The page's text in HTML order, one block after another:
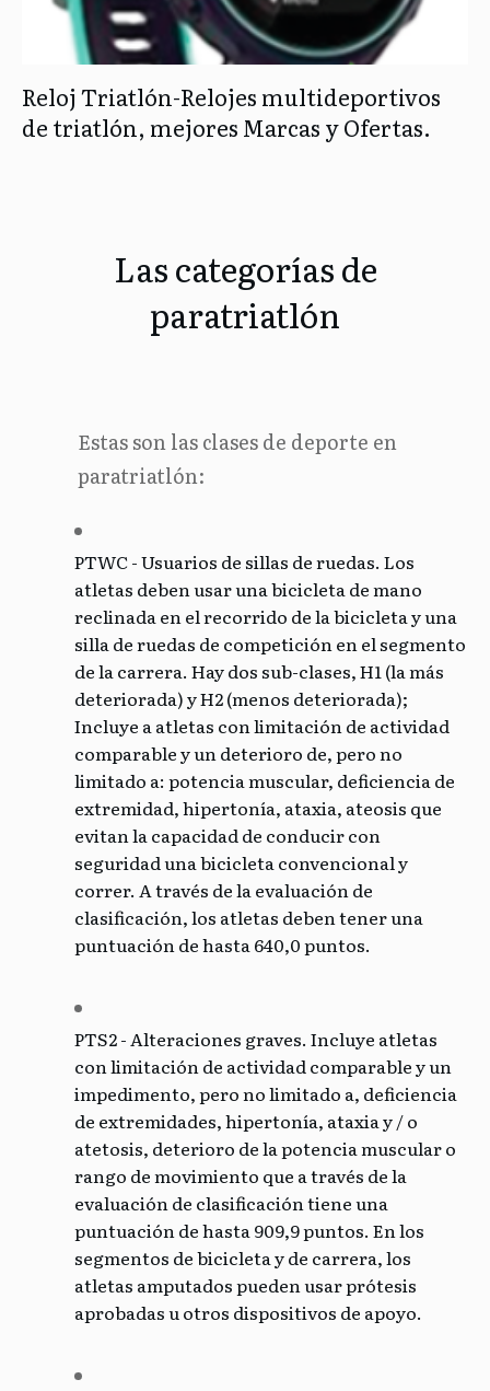
Reloj Triatlón-Relojes multideportivos
de triatlón, mejores Marcas y Ofertas.
Las categorías de
paratriatlón
Estas son las clases de deporte en
paratriatlón:
PTWC - Usuarios de sillas de ruedas. Los
atletas deben usar una bicicleta de mano
reclinada en el recorrido de la bicicleta y una
silla de ruedas de competición en el segmento
de la carrera. Hay dos sub-clases, H1 (la más
deteriorada) y H2 (menos deteriorada);
Incluye a atletas con limitación de actividad
comparable y un deterioro de, pero no
limitado a: potencia muscular, deficiencia de
extremidad, hipertonía, ataxia, ateosis que
evitan la capacidad de conducir con
seguridad una bicicleta convencional y
correr. A través de la evaluación de
clasificación, los atletas deben tener una
puntuación de hasta 640,0 puntos.
PTS2 - Alteraciones graves. Incluye atletas
con limitación de actividad comparable y un
impedimento, pero no limitado a, deficiencia
de extremidades, hipertonía, ataxia y / o
atetosis, deterioro de la potencia muscular o
rango de movimiento que a través de la
evaluación de clasificación tiene una
puntuación de hasta 909,9 puntos. En los
segmentos de bicicleta y de carrera, los
atletas amputados pueden usar prótesis
aprobadas u otros dispositivos de apoyo.